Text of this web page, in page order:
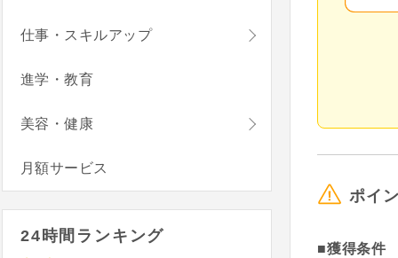
ポイ
■獲得条件
仕事・スキルアップ
進学・教育
美容・健康
月額サービス
24時間ランキング